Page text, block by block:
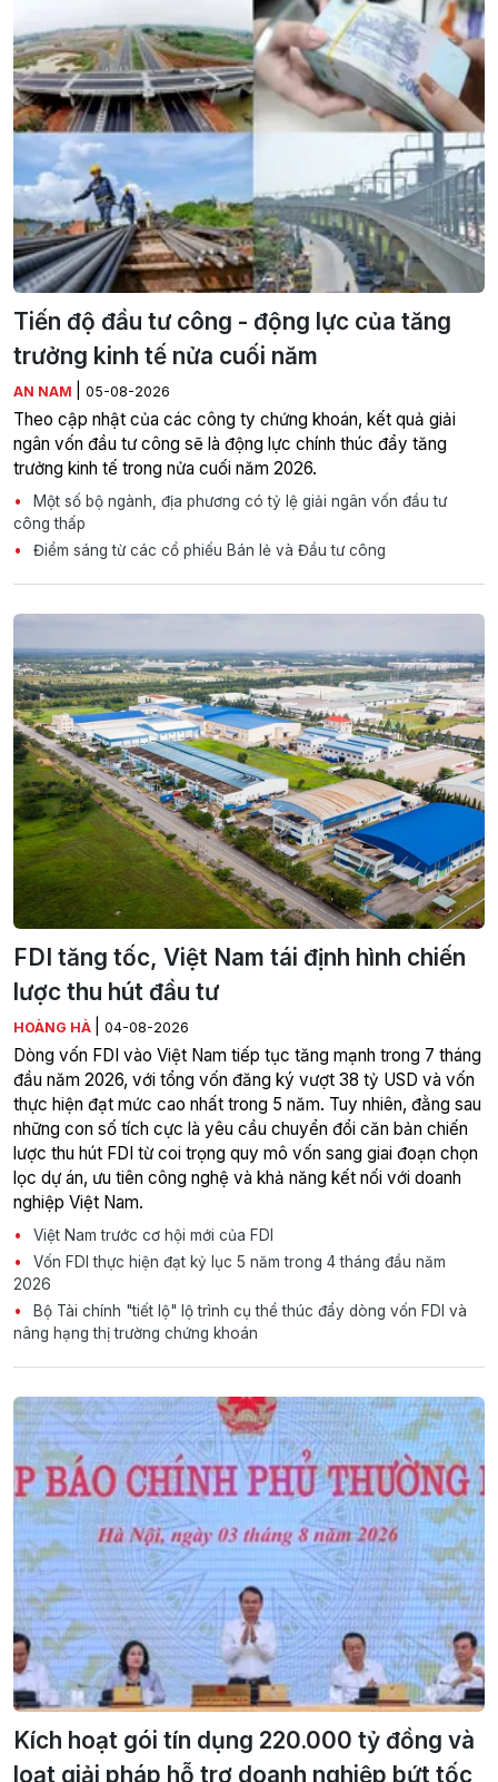
Tiến độ đầu tư công - động lực của tăng
trưởng kinh tế nửa cuối năm
AN NAM 05-08-2026
Theo cập nhật của các công ty chứng khoán, kết quả giải
ngân vốn đầu tư công sẽ là động lực chính thúc đẩy tăng
trưởng kinh tế trong nửa cuối năm 2026.
Một số bộ ngành, địa phương có tỷ lệ giải ngân vốn đầu tư
công thấp
Điểm sáng từ các cổ phiếu Bán lẻ và Đầu tư công
FDI tăng tốc, Việt Nam tái định hình chiến
lược thu hút đầu tư
HOÀNG HÀ 04-08-2026
Dòng vốn FDI vào Việt Nam tiếp tục tăng mạnh trong 7 tháng
đầu năm 2026, với tổng vốn đăng ký vượt 38 tỷ USD và vốn
thực hiện đạt mức cao nhất trong 5 năm. Tuy nhiên, đằng sau
những con số tích cực là yêu cầu chuyển đổi căn bản chiến
lược thu hút FDI từ coi trọng quy mô vốn sang giai đoạn chọn
lọc dự án, ưu tiên công nghệ và khả năng kết nối với doanh
nghiệp Việt Nam.
Việt Nam trước cơ hội mới của FDI
Vốn FDI thực hiện đạt kỷ lục 5 năm trong 4 tháng đầu năm
2026
Bộ Tài chính "tiết lộ" lộ trình cụ thể thúc đẩy dòng vốn FDI và
nâng hạng thị trường chứng khoán
Kích hoạt gói tín dụng 220.000 tỷ đồng và
loạt giải pháp hỗ trợ doanh nghiệp bứt tốc